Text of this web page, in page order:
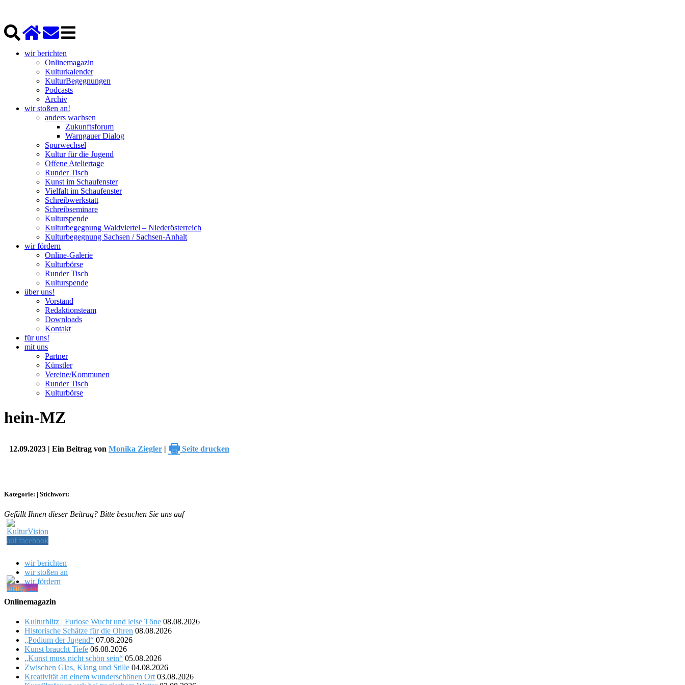
wir berichten
Onlinemagazin
Kulturkalender
KulturBegegnungen
Podcasts
Archiv
wir stoßen an!
anders wachsen
Zukunftsforum
Warngauer Dialog
Spurwechsel
Kultur für die Jugend
Offene Ateliertage
Runder Tisch
Kunst im Schaufenster
Vielfalt im Schaufenster
Schreibwerkstatt
Schreibseminare
Kulturspende
Kulturbegegnung Waldviertel – Niederösterreich
Kulturbegegnung Sachsen / Sachsen-Anhalt
wir fördern
Online-Galerie
Kulturbörse
Runder Tisch
Kulturspende
über uns!
Vorstand
Redaktionsteam
Downloads
Kontakt
für uns!
mit uns
Partner
Künstler
Vereine/Kommunen
Runder Tisch
Kulturbörse
hein-MZ
12.09.2023 | Ein Beitrag von Monika Ziegler | 🖶 Seite drucken
Kategorie: | Stichwort:
Gefällt Ihnen dieser Beitrag? Bitte besuchen Sie uns auf
wir berichten
wir stoßen an
wir fördern
Onlinemagazin
Kulturblitz | Furiose Wucht und leise Töne 08.08.2026
Historische Schätze für die Ohren 08.08.2026
„Podium der Jugend“ 07.08.2026
Kunst braucht Tiefe 06.08.2026
„Kunst muss nicht schön sein“ 05.08.2026
Zwischen Glas, Klang und Stille 04.08.2026
Kreativität an einem wunderschönen Ort 03.08.2026